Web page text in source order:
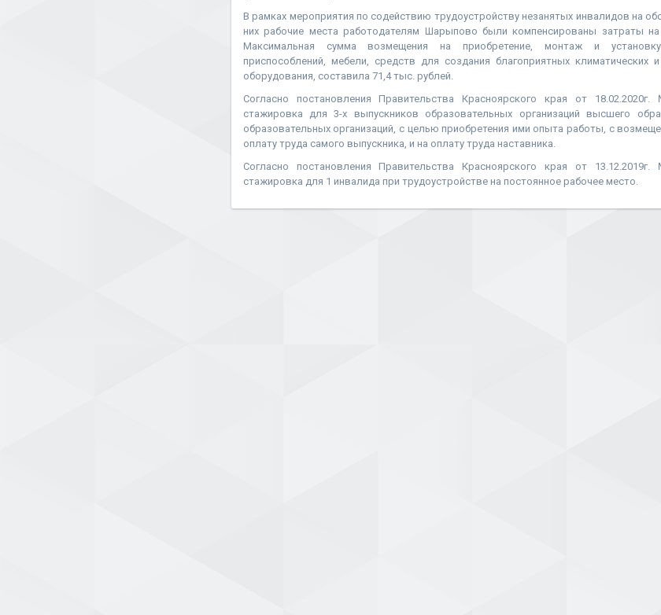
В рамках мероприятия по содействию трудоустройству незанятых инвалидов на
них рабочие места работодателям Шарыпово были компенсированы затраты
Максимальная сумма возмещения на приобретение, монтаж и установку
приспособлений, мебели, средств для создания благоприятных климатических
оборудования, составила 71,4 тыс. рублей.
Согласно постановления Правительства Красноярского края от
стажировка для 3-х выпускников образовательных организаций высшего
образовательных организаций, с целью приобретения ими опыта работы, с
оплату труда самого выпускника, и на оплату труда наставника.
Согласно постановления Правительства Красноярского края от
стажировка для 1 инвалида при трудоустройстве на постоянное рабочее место.